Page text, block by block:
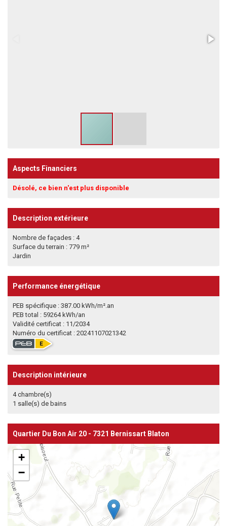
Aspects Financiers
Désolé, ce bien n'est plus disponible
Description extérieure
Nombre de façades : 4
Surface du terrain : 779 m²
Jardin
Performance énergétique
PEB spécifique : 387.00 kWh/m².an
PEB total : 59264 kWh/an
Validité certificat : 11/2034
Numéro du certificat : 20241107021342
Description intérieure
4 chambre(s)
1 salle(s) de bains
Quartier Du Bon Air 20 - 7321 Bernissart Blaton
+
−